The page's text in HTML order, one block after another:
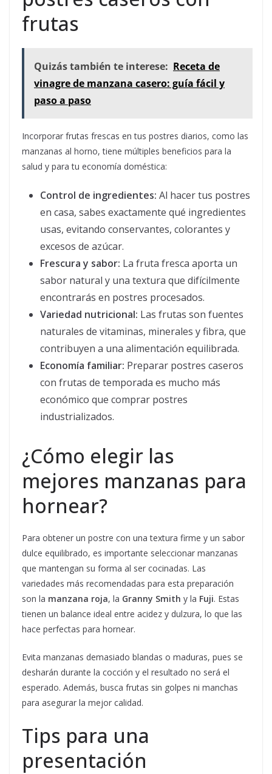
frutas
Quizás también te interese: Receta de
vinagre de manzana casero: guía fácil y
paso a paso
Incorporar frutas frescas en tus postres diarios, como las
manzanas al horno, tiene múltiples beneficios para la
salud y para tu economía doméstica:
Control de ingredientes: Al hacer tus postres
en casa, sabes exactamente qué ingredientes
usas, evitando conservantes, colorantes y
excesos de azúcar.
Frescura y sabor: La fruta fresca aporta un
sabor natural y una textura que difícilmente
encontrarás en postres procesados.
Variedad nutricional: Las frutas son fuentes
naturales de vitaminas, minerales y fibra, que
contribuyen a una alimentación equilibrada.
Economía familiar: Preparar postres caseros
con frutas de temporada es mucho más
económico que comprar postres
industrializados.
¿Cómo elegir las
mejores manzanas para
hornear?
Para obtener un postre con una textura firme y un sabor
dulce equilibrado, es importante seleccionar manzanas
que mantengan su forma al ser cocinadas. Las
variedades más recomendadas para esta preparación
son la manzana roja, la Granny Smith y la Fuji. Estas
tienen un balance ideal entre acidez y dulzura, lo que las
hace perfectas para hornear.
Evita manzanas demasiado blandas o maduras, pues se
desharán durante la cocción y el resultado no será el
esperado. Además, busca frutas sin golpes ni manchas
para asegurar la mejor calidad.
Tips para una
presentación